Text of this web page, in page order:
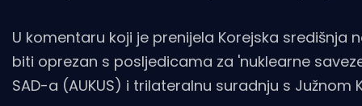
U komentaru koji je prenijela Korejska
biti oprezan s posljedicama za 'nuklearne
SAD-a (AUKUS) i trilateralnu suradnju s